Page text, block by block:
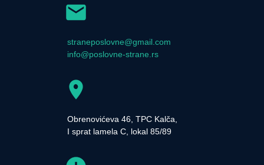
straneposlovne@gmail.com
info@poslovne-strane.rs
Obrenovićeva 46, TPC Kalča,
I sprat lamela C, lokal 85/89